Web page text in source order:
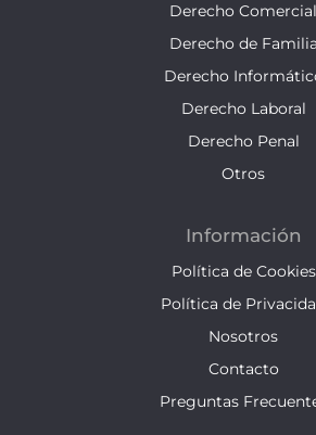
Derecho Comercial
Derecho de Familia
Derecho
Derecho Laboral
Derecho Penal
Otros
Información
Política de Cookies
Política de
Nosotros
Contacto
Preguntas